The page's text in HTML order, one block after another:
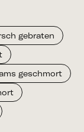
gebraten
geschmort